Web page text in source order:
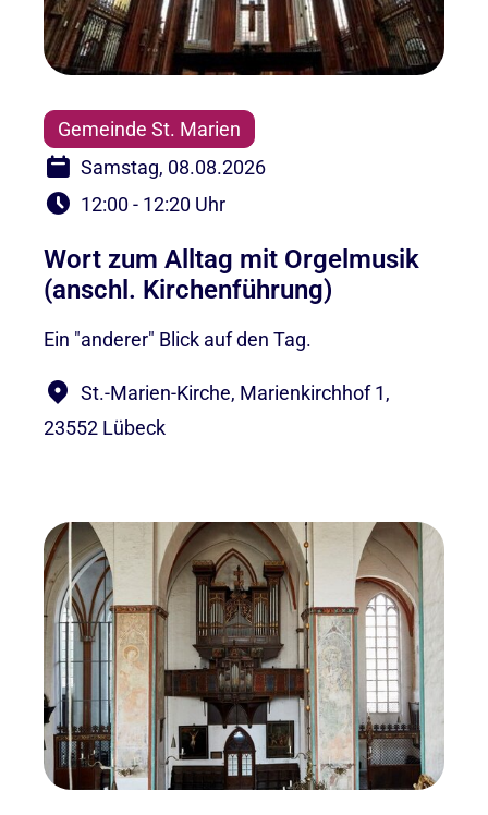
Gemeinde St. Marien
Samstag, 08.08.2026
12:00 - 12:20 Uhr
Wort zum Alltag mit Orgelmusik
(anschl. Kirchenführung)
Ein "anderer" Blick auf den Tag.
St.-Marien-Kirche, Marienkirchhof 1,
23552 Lübeck